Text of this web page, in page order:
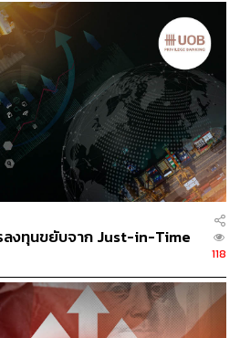
Research
ฟฟ้ากรุงเทพ (BEM)
การลงทุน
ถไฟฟ้ากรุงเทพ จำกัด (มหาชน)
ทย Market Focus
78
THE AUTHOR
ลงทุนขยับจาก Just-in-Time
118